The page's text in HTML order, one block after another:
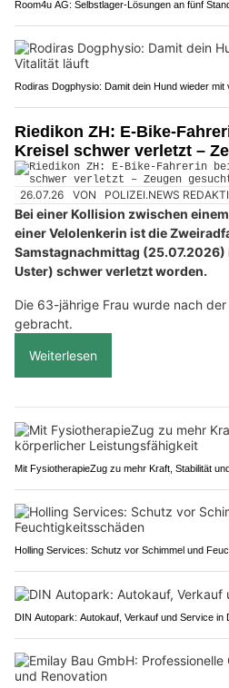
Room4u AG: Selbstlager-Lösungen an fünf
Rodiras Dogphysio: Damit dein Hund wieder mit
Riedikon ZH: E-Bike-
Kreisel schwer verletzt –
26.07.26 VON POLIZEI.NEWS
Bei einer Kollision zwischen
einer Velolenkerin ist die
Samstagnachmittag (25.07.2026)
Uster) schwer verletzt worden.
Die 63-jährige Frau wurde nach
gebracht.
Weiterlesen
Mit FysiotherapieZug zu mehr Kraft, Stabilität
Holling Services: Schutz vor Schimmel und
DIN Autopark: Autokauf, Verkauf und Service in